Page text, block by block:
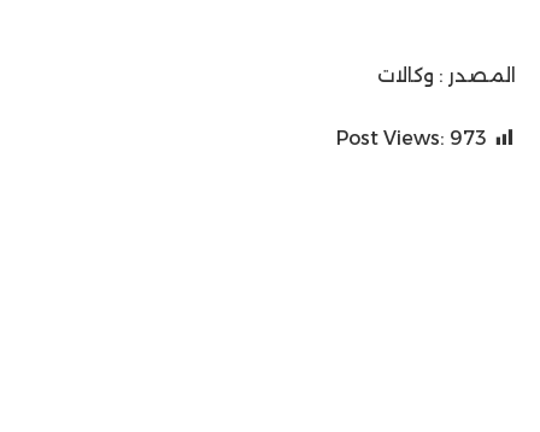
المصدر : وكالات
Post Views: 973